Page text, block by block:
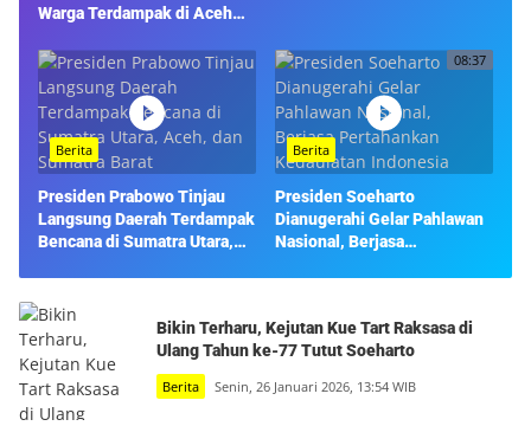
Warga Terdampak di Aceh
Berita
Presiden Prabowo Tinjau
Langsung Daerah Terdampak
Bencana di Sumatra Utara,
08:37
Berita
Presiden Soeharto
Dianugerahi Gelar Pahlawan
Nasional, Berjasa
Bikin Terharu, Kejutan Kue Tart Raksasa di
Ulang Tahun ke-77 Tutut Soeharto
Berita Senin, 26 Januari 2026, 13:54 WIB